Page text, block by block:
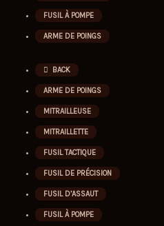
FUSIL À POMPE
ARME DE POINGS
BACK
ARME DE POINGS
MITRAILLEUSE
MITRAILLETTE
FUSIL TACTIQUE
FUSIL DE PRÉCISION
FUSIL D’ASSAUT
FUSIL À POMPE